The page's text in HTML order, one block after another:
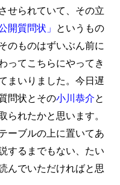
せられていて、その立
公開質問状」 というもの
のものはずいぶん前に
ってこちらにやってき
まいりました。今日遅
問状とその小川恭介と
られたかと思います。
ーブルの上に置いてあ
するまでもない、たい
んでいただければと思